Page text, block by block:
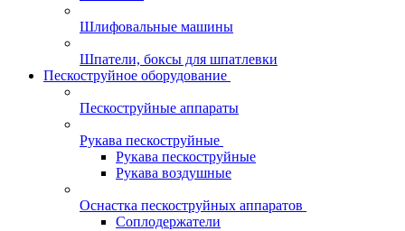
Шлифовальные машины
Шпатели, боксы для шпатлевки
Пескоструйное оборудование
Пескоструйные аппараты
Рукава пескоструйные
Рукава пескоструйные
Рукава воздушные
Оснастка пескоструйных аппаратов
Соплодержатели